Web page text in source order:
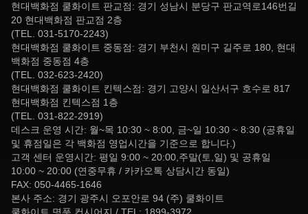
현대백화점 쿨화이트 판교점: 경기 성남시 분당구 판교역로146번길
20 현대백화점 판교점 2층
(TEL. 031-5170-2243)
현대백화점 쿨화이트 중동점: 경기 부천시 원미구 길주로 180, 현대
백화점 중동점 4층
(TEL. 032-623-2420)
현대백화점 쿨화이트 킨텍스점: 경기 고양시 일산서구 호수로 817
현대백화점 킨텍스점 1층
(TEL. 031-822-2919)
데스크 운영 시간: 월~목 10:30 ~ 8:00, 금~일 10:30 ~ 8:30 (공휴일
및 휴점일은 각 백화점 영업시간을 기준으로 합니다.)
고객 센터 운영시간: 평일 9:00 ~ 20:00,주말(토,일) 및 공휴일
10:00 ~ 20:00 (연중무휴 / 카카오톡 상담시간 동일)
FAX: 050-4465-1646
본사 주소: 경기 광주시 오포안로 94 (주) 쿨화이트